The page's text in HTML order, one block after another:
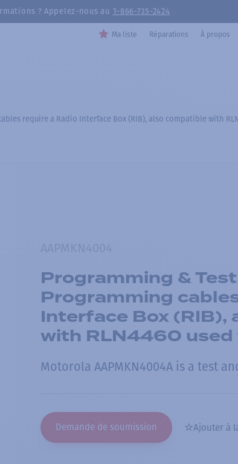
? Appelez-nous au 1-866-735-2424
Ma liste Réparations À propos
require a Radio Interface Box (RIB), also compatible with
Programming &
Programming
Interface Box (RIB),
with RLN4460
Motorola AAPMKN4004A is a test
Demande de soumission Ajouter à